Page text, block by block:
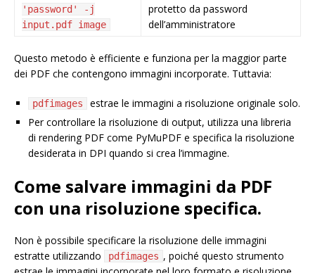
'password' -j
input.pdf image
protetto da password
dell’amministratore
Questo metodo è efficiente e funziona per la maggior parte
dei PDF che contengono immagini incorporate. Tuttavia:
pdfimages
estrae le immagini a risoluzione originale solo.
Per controllare la risoluzione di output, utilizza una libreria
di rendering PDF come PyMuPDF e specifica la risoluzione
desiderata in DPI quando si crea l’immagine.
Come salvare immagini da PDF
con una risoluzione specifica.
Non è possibile specificare la risoluzione delle immagini
estratte utilizzando
pdfimages , poiché questo strumento